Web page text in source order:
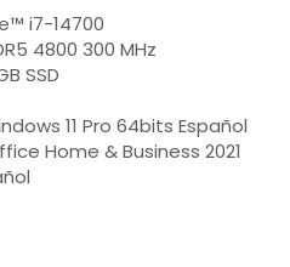
i7-14700
4800 300 MHz
SSD
11 Pro 64bits Español
Home & Business 2021